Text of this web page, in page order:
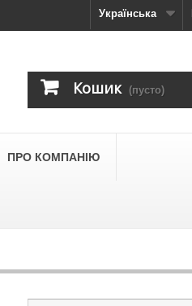
Українська
Кошик (пусто)
ПРО КОМПАНІЮ